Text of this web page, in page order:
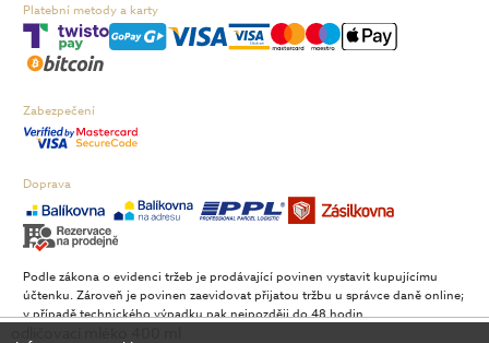
Platební metody a karty
Zabezpečení
Doprava
Podle zákona o evidenci tržeb je prodávající povinen vystavit kupujícímu
účtenku. Zároveň je povinen zaevidovat přijatou tržbu u správce daně online;
v případě technického výpadku pak nejpozději do 48 hodin.